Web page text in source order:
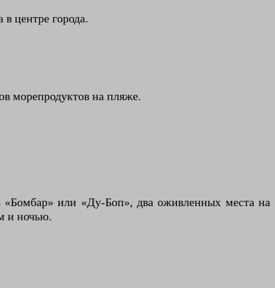
центре города.
морепродуктов на пляже.
«Бомбар» или «Ду-Боп», два оживленных места на
и ночью.